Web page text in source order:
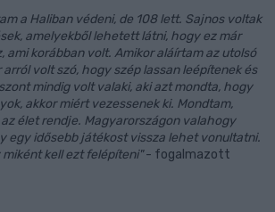
a Haliban védeni, de 108 lett. Sajnos voltak
amelyekből lehetett látni, hogy ez már
ami korábban volt. Amikor aláírtam az utolsó
volt szó, hogy szép lassan leépítenek és
mindig volt valaki, aki azt mondta, hogy
akkor miért vezessenek ki. Mondtam,
élet rendje. Magyarországon valahogy
egy idősebb játékost vissza lehet vonultatni.
kell ezt felépíteni"- fogalmazott